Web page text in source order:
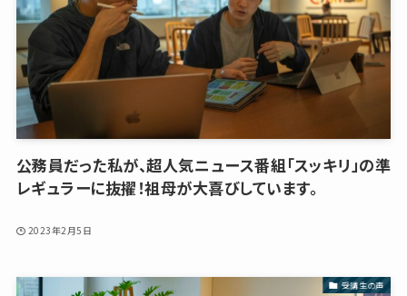
公務員だった私が、超人気ニュース番組「スッキリ」の準
レギュラーに抜擢！祖母が大喜びしています。
2023年2月5日
受講生の声